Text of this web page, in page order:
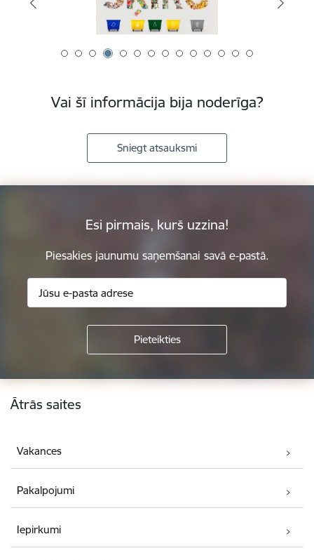
Vai šī informācija bija noderīga?
Sniegt atsauksmi
Esi pirmais, kurš uzzina!
Piesakies jaunumu saņemšanai savā e-pastā.
Kājene
Ātrās saites
Vakances
Pakalpojumi
Iepirkumi